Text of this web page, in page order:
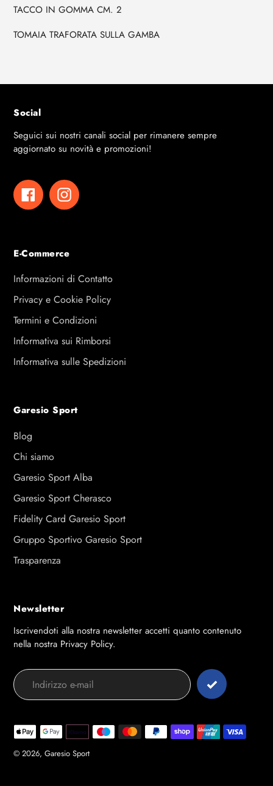
TACCO IN GOMMA CM. 2
TOMAIA TRAFORATA SULLA GAMBA
Social
Seguici sui nostri canali social per rimanere sempre
aggiornato su novità e promozioni!
FacebookInstagram
E-Commerce
Informazioni di Contatto
Privacy e Cookie Policy
Termini e Condizioni
Informativa sui Rimborsi
Informativa sulle Spedizioni
Garesio Sport
Blog
Chi siamo
Garesio Sport Alba
Garesio Sport Cherasco
Fidelity Card Garesio Sport
Gruppo Sportivo Garesio Sport
Trasparenza
Newsletter
Iscrivendoti alla nostra newsletter accetti quanto contenuto
nella nostra Privacy Policy.
© 2026, Garesio Sport
Modalità
di
pagamento